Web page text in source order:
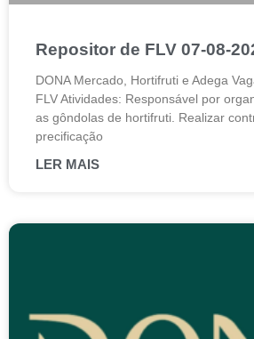
Repositor de FLV 07-08-
DONA Mercado, Hortifruti e Adega
FLV Atividades: Responsável por
as gôndolas de hortifruti. Realizar
precificação
LER MAIS